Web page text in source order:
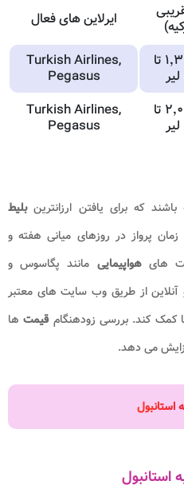
ایرلاین های فعال
حدود ۱٬۳۰۰ تا
Turkish Airlines,
Pegasus
حدود ۲٬۰۰۰ تا
Turkish Airlines,
Pegasus
که برای یافتن ارزانترینبلیط
زمان پرواز در روزهای میانی هفته و
هایهواپیمایی مانند پگاسوس و
از طریق وب سایت های معتبر
کمک کند. بررسی زودهنگامقیمت ها
می دهد.
استانبول
استانبول